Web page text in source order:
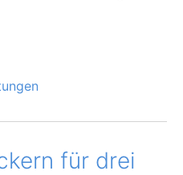
für drei